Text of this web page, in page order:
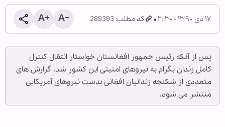
۱۷ دی ۱۳۹۰ - ۲۰:۳۰ کد مطلب: 289393
پس از آنکه رئیس جمهور افغانستان خواستار انتقال کنترل
کامل زندان بگرام به نیروهای امنیتی این کشور شد، گزارش های
متعددی از شکنجه زندانیان افغانی بدست نیروهای آمریکایی
منتشر می شود.